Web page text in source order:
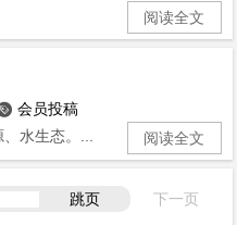
阅读全文
会员投稿
水生态。...
阅读全文
跳页 下一页